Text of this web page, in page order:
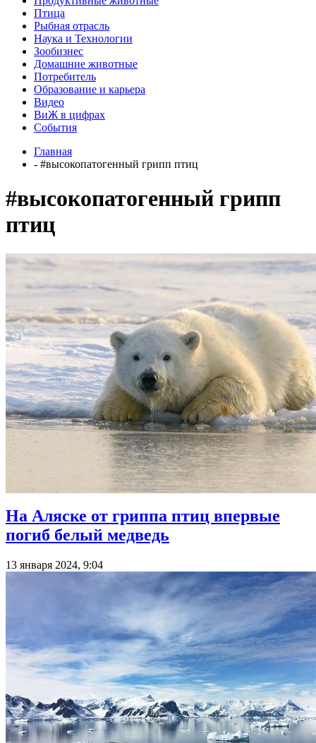
Птица
Рыбная отрасль
Наука и Технологии
Зообизнес
Домашние животные
Потребитель
Образование и карьера
Видео
ВиЖ в цифрах
События
Главная
- #высокопатогенный грипп птиц
#высокопатогенный грипп
птиц
На Аляске от гриппа птиц впервые
погиб белый медведь
13 января 2024, 9:04